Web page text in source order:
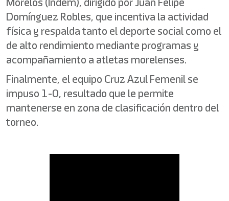
Domínguez Robles, que incentiva la actividad
física y respalda tanto el deporte social como el
de alto rendimiento mediante programas y
acompañamiento a atletas morelenses.
Finalmente, el equipo Cruz Azul Femenil se
impuso 1-0, resultado que le permite
mantenerse en zona de clasificación dentro del
torneo.